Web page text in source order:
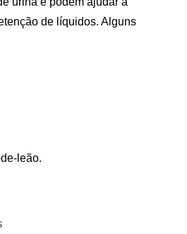
de líquidos. Alguns
leão.